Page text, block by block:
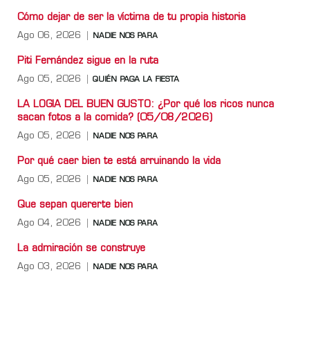
Cómo dejar de ser la víctima de tu propia historia
Ago 06, 2026 NADIE NOS PARA
Piti Fernández sigue en la ruta
Ago 05, 2026 QUIÉN PAGA LA FIESTA
LA LOGIA DEL BUEN GUSTO: ¿Por qué los ricos nunca
sacan fotos a la comida? (05/08/2026)
Ago 05, 2026 NADIE NOS PARA
Por qué caer bien te está arruinando la vida
Ago 05, 2026 NADIE NOS PARA
Que sepan quererte bien
Ago 04, 2026 NADIE NOS PARA
La admiración se construye
Ago 03, 2026 NADIE NOS PARA